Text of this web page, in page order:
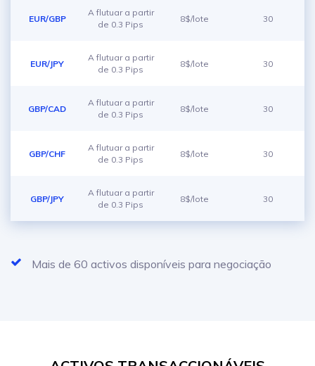
EUR/GBP
A flutuar a partir
de 0.3 Pips
8$/lote 30
EUR/JPY
A flutuar a partir
de 0.3 Pips
8$/lote 30
GBP/CAD
A flutuar a partir
de 0.3 Pips
8$/lote 30
GBP/CHF
A flutuar a partir
de 0.3 Pips
8$/lote 30
GBP/JPY
A flutuar a partir
de 0.3 Pips
8$/lote 30
Mais de 60 activos disponíveis para negociação